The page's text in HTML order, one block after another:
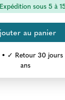
sous 5 à
✓ Retour 30
ans